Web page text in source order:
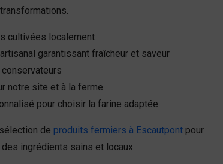
cultivées localement
garantissant fraîcheur et saveur
notre site et à la ferme
pour choisir la farine adaptée
de produits fermiers à Escautpont pour
ingrédients sains et locaux.